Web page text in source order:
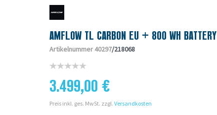
AMFLOW TL CARBON EU + 800 WH BATTERY
Artikelnummer 40297/218068
3.499,00 €
Preis inkl. ges. MwSt. zzgl. Versandkosten